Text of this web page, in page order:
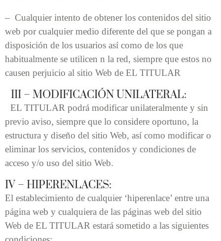
– Cualquier intento de obtener los contenidos del sitio
web por cualquier medio diferente del que se pongan a
disposición de los usuarios así como de los que
habitualmente se utilicen n la red, siempre que estos no
causen perjuicio al sitio Web de EL TITULAR
III – MODIFICACIÓN UNILATERAL:
EL TITULAR podrá modificar unilateralmente y sin
previo aviso, siempre que lo considere oportuno, la
estructura y diseño del sitio Web, así como modificar o
eliminar los servicios, contenidos y condiciones de
acceso y/o uso del sitio Web.
IV – HIPERENLACES:
El establecimiento de cualquier ‘hiperenlace’ entre una
página web y cualquiera de las páginas web del sitio
Web de EL TITULAR estará sometido a las siguientes